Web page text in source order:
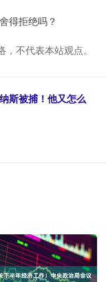
得拒绝吗？
不代表本站观点。
斯被捕！他又怎么